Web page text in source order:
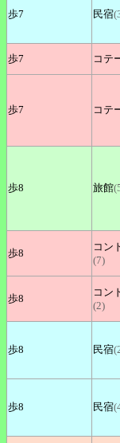
歩7 民宿
歩7 コテ
歩7 コテ
歩8 旅館
歩8
コン
(7)
歩8
コン
(2)
歩8 民宿
歩8 民宿